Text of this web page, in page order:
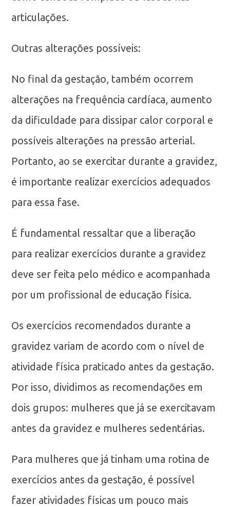
articulações.
Outras alterações possíveis:
No final da gestação, também ocorrem
alterações na frequência cardíaca, aumento
da dificuldade para dissipar calor corporal e
possíveis alterações na pressão arterial.
Portanto, ao se exercitar durante a gravidez,
é importante realizar exercícios adequados
para essa fase.
É fundamental ressaltar que a liberação
para realizar exercícios durante a gravidez
deve ser feita pelo médico e acompanhada
por um profissional de educação física.
Os exercícios recomendados durante a
gravidez variam de acordo com o nível de
atividade física praticado antes da gestação.
Por isso, dividimos as recomendações em
dois grupos: mulheres que já se exercitavam
antes da gravidez e mulheres sedentárias.
Para mulheres que já tinham uma rotina de
exercícios antes da gestação, é possível
fazer atividades físicas um pouco mais